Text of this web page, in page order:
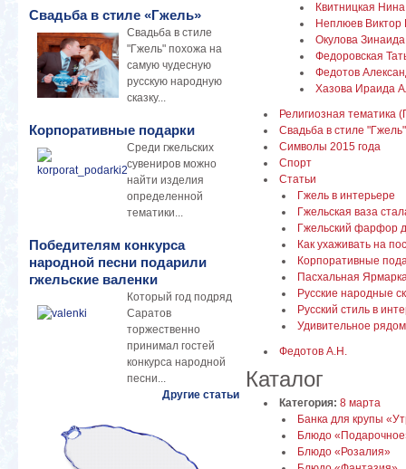
Свадьба в стиле «Гжель»
Свадьба в стиле
"Гжель" похожа на
самую чудесную
русскую народную
сказку...
Корпоративные подарки
Среди гжельских
сувениров можно
найти изделия
определенной
тематики...
Победителям конкурса
народной песни подарили
гжельские валенки
Который год подряд
Саратов
торжественно
принимал гостей
конкурса народной
песни...
Другие статьи
Квитницкая
Неплюев Виктор
Окулова
Федоровская
Федотов
Хазова Ираида
Религиозная тематика
Свадьба в стиле "Гжель"
Символы 2015 года
Спорт
Статьи
Гжель в интерьере
Гжельская ваза
Гжельский фарфор
Как ухаживать на
Корпоративные
Пасхальная
Русские народные
Русский стиль в
Удивительное
Федотов А.Н.
Каталог
Категория: 8 марта
Банка для крупы
Блюдо
Блюдо «Розалия»